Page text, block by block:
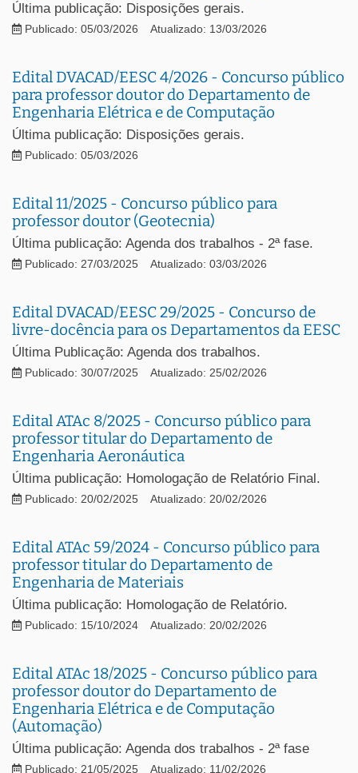
Última publicação: Disposições gerais.
Publicado: 05/03/2026 Atualizado: 13/03/2026
Edital DVACAD/EESC 4/2026 - Concurso público
para professor doutor do Departamento de
Engenharia Elétrica e de Computação
Última publicação: Disposições gerais.
Publicado: 05/03/2026
Edital 11/2025 - Concurso público para
professor doutor (Geotecnia)
Última publicação: Agenda dos trabalhos - 2ª fase.
Publicado: 27/03/2025 Atualizado: 03/03/2026
Edital DVACAD/EESC 29/2025 - Concurso de
livre-docência para os Departamentos da EESC
Última Publicação: Agenda dos trabalhos.
Publicado: 30/07/2025 Atualizado: 25/02/2026
Edital ATAc 8/2025 - Concurso público para
professor titular do Departamento de
Engenharia Aeronáutica
Última publicação: Homologação de Relatório Final.
Publicado: 20/02/2025 Atualizado: 20/02/2026
Edital ATAc 59/2024 - Concurso público para
professor titular do Departamento de
Engenharia de Materiais
Última publicação: Homologação de Relatório.
Publicado: 15/10/2024 Atualizado: 20/02/2026
Edital ATAc 18/2025 - Concurso público para
professor doutor do Departamento de
Engenharia Elétrica e de Computação
(Automação)
Última publicação: Agenda dos trabalhos - 2ª fase
Publicado: 21/05/2025 Atualizado: 11/02/2026